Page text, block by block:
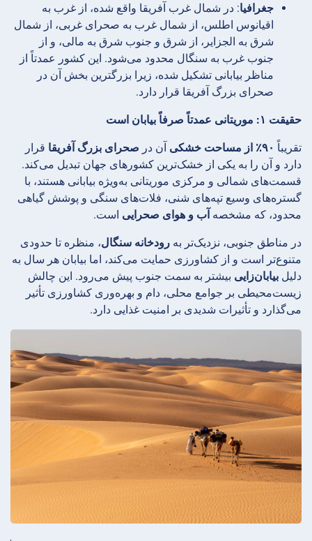
جغرافیا: در شمال غرب آفریقا واقع شده، از غرب به
اقیانوس اطلس، از شمال غرب به صحرای غربی، از شمال
شرق به الجزایر، از شرق و جنوب شرق به مالی، و از
جنوب غرب به سنگال محدود می‌شود. این کشور عمدتاً از
مناظر بیابانی تشکیل شده، زیرا بزرگترین بخش آن در
صحرای بزرگ آفریقا قرار دارد.
حقیقت ۱: موریتانی عمدتاً صرفاً بیابان است
تقریباً ۹۰٪ از مساحت خشکی آن در صحرای بزرگ آفریقا قرار
دارد و آن را به یکی از خشک‌ترین کشورهای جهان تبدیل می‌کند.
قسمت‌های شمالی و مرکزی موریتانی به‌ویژه بیابانی هستند، با
گستره‌های وسیع تپه‌های شنی، فلات‌های سنگی و پوشش گیاهی
محدود، که مشخصه آب و هوای صحرایی است.
در مناطق جنوبی، نزدیک‌تر به رودخانه سنگال، منظره تا حدودی
متنوع‌تر است و از کشاورزی حمایت می‌کند، اما بیابان هر سال به
دلیل بیابان‌زایی بیشتر به سمت جنوب پیش می‌رود. این چالش
زیست‌محیطی بر جوامع محلی، دام و بهره‌وری کشاورزی تأثیر
می‌گذارد و تأثیرات شدیدی بر امنیت غذایی دارد.